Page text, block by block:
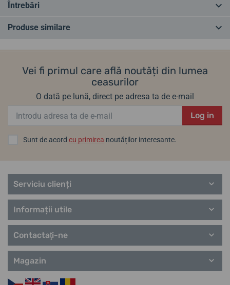
Întrebări
Adăugați o întrebare
Produse similare
Carcasă de călătorie din
piele Helveti
322,58 lei
Geantă de călătorie din piele
Vei fi primul care află noutăți din lumea
ceasurilor
O dată pe lună, direct pe adresa ta de e-mail
Log in
Sunt de acord cu primirea noutăților interesante.
Serviciu clienți
Informații utile
Contactaţi-ne
Magazin